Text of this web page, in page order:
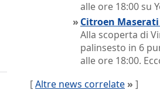
alle ore 18:00 su
» Citroen
Alla scoperta di
palinsesto in 6
alle ore 18:00.
[Altre news correlate » ]